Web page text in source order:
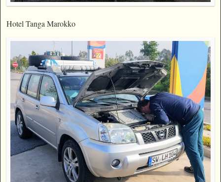
Hotel Tanga Marokko